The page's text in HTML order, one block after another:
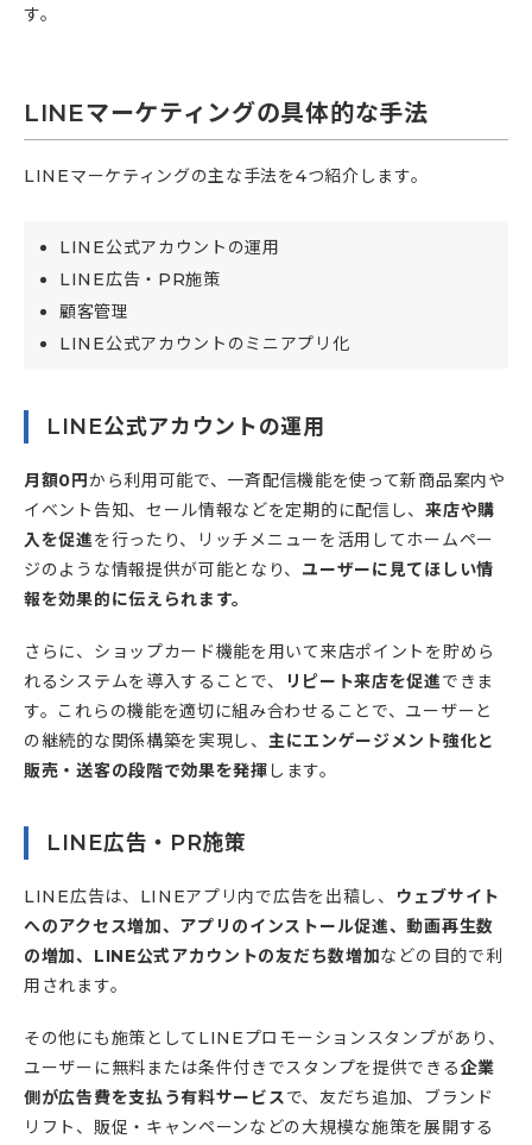
す。
LINEマーケティングの具体的な手法
LINEマーケティングの主な手法を4つ紹介します。
LINE公式アカウントの運用
LINE広告・PR施策
顧客管理
LINE公式アカウントのミニアプリ化
LINE公式アカウントの運用
月額0円から利用可能で、一斉配信機能を使って新商品案内や
イベント告知、セール情報などを定期的に配信し、来店や購
入を促進を行ったり、リッチメニューを活用してホームペー
ジのような情報提供が可能となり、 ユーザーに見てほしい情
報を効果的に伝えられます。
さらに、ショップカード機能を用いて来店ポイントを貯めら
れるシステムを導入することで、
リピート来店を促進できま
す。これらの機能を適切に組み合わせることで、ユーザーと
の継続的な関係構築を実現し、 主にエンゲージメント強化と
販売・送客の段階で効果を発揮 します。
LINE広告・PR施策
LINE広告は、LINEアプリ内で広告を出稿し、
ウェブサイト
へのアクセス増加、アプリのインストール促進、動画再生数
の増加、LINE公式アカウントの友だち数増加などの目的で利
用されます。
その他にも施策としてLINEプロモーションスタンプがあり、
ユーザーに無料または条件付きでスタンプを提供できる企業
側が広告費を支払う有料サービスで、友だち追加、ブランド
リフト、販促・キャンペーンなどの大規模な施策を展開する